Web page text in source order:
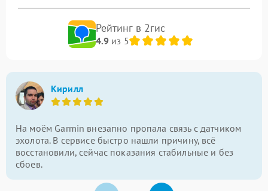
Рейтинг в 2гис
4.9из 5
Кирилл
На моём Garmin внезапно пропала связь с датчиком
эхолота. В сервисе быстро нашли причину, всё
восстановили, сейчас показания стабильные и без
сбоев.